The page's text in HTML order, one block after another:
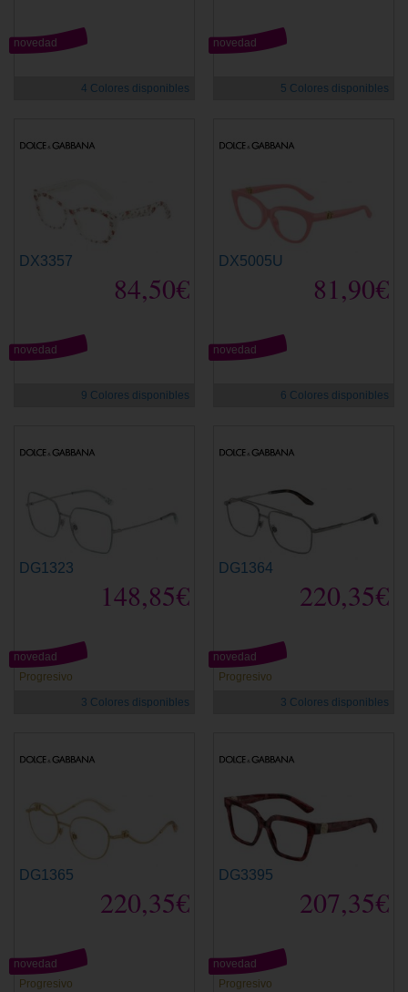
novedad
4 Colores disponibles
novedad
5 Colores disponibles
DX3357
84,50€
novedad
9 Colores disponibles
DX5005U
81,90€
novedad
6 Colores disponibles
DG1323
148,85€
Progresivo
novedad
3 Colores disponibles
DG1364
220,35€
Progresivo
novedad
3 Colores disponibles
DG1365
220,35€
Progresivo
novedad
DG3395
207,35€
Progresivo
novedad